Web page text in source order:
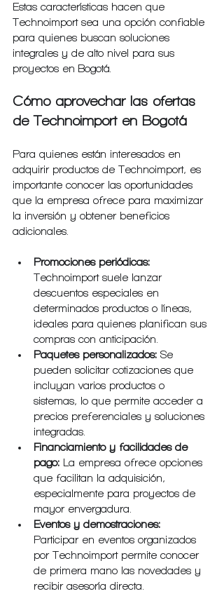
Estas características hacen que
Technoimport sea una opción confiable
para quienes buscan soluciones
integrales y de alto nivel para sus
proyectos en Bogotá.
Cómo aprovechar las ofertas
de Technoimport en Bogotá
Para quienes están interesados en
adquirir productos de Technoimport, es
importante conocer las oportunidades
que la empresa ofrece para maximizar
la inversión y obtener beneficios
adicionales.
Promociones periódicas:
Technoimport suele lanzar
descuentos especiales en
determinados productos o líneas,
ideales para quienes planifican sus
compras con anticipación.
Paquetes personalizados: Se
pueden solicitar cotizaciones que
incluyan varios productos o
sistemas, lo que permite acceder a
precios preferenciales y soluciones
integradas.
Financiamiento y facilidades de
pago: La empresa ofrece opciones
que facilitan la adquisición,
especialmente para proyectos de
mayor envergadura.
Eventos y demostraciones:
Participar en eventos organizados
por Technoimport permite conocer
de primera mano las novedades y
recibir asesoría directa.